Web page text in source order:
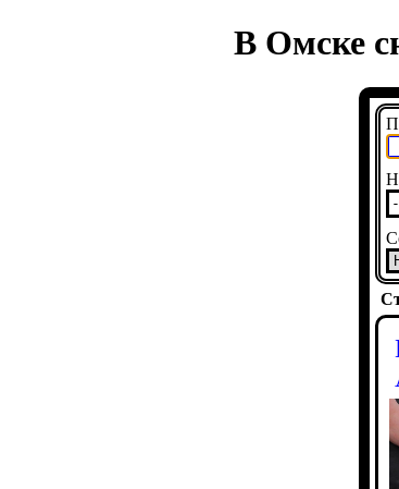
В Омске